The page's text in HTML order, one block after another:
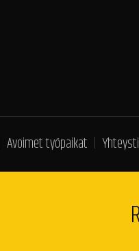
Avoimet työpaikat